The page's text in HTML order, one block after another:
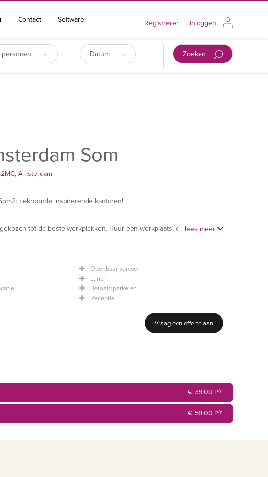
Contact Software Registreren Inloggen
personen Datum Zoeken
Som
Amsterdam
bekroonde inspirerende kantoren!
tot de beste werkplekken. Huur een werkplaats, een kantoor,
door één van de 34 inheemse stam, wiens fascinerende tradities en
constante bron van inspiratie tijdens uw bezoek.
lees meer
Openbaar vervoer
Lunch
Betaald parkeren
Receptie
Vraag een offerte aan
€ 39.00 p/p
€ 59.00 p/p